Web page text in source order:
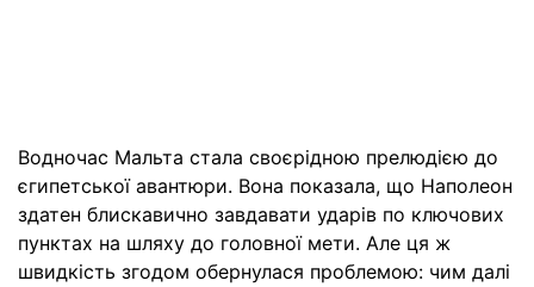
Водночас Мальта стала своєрідною прелюдією до
єгипетської авантюри. Вона показала, що Наполеон
здатен блискавично завдавати ударів по ключових
пунктах на шляху до головної мети. Але ця ж
швидкість згодом обернулася проблемою: чим далі